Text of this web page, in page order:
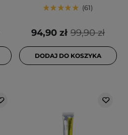
61
99,90 zł
94,90 zł
DODAJ DO KOSZYKA